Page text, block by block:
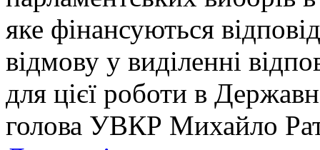
яке фінансуються
відмову у виділенні
для цієї роботи в
голова УВКР Михайло